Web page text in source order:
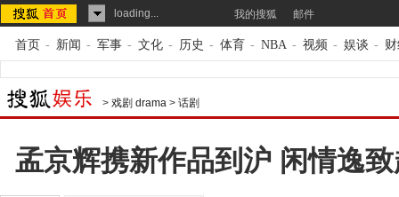
loading... 我的搜狐 邮件
首页 - 新闻 - 军事 - 文化 - 历史 - 体育 - NBA - 视频 - 娱谈 -
> 戏剧 drama > 话剧
孟京辉携新作品到沪 闲情逸